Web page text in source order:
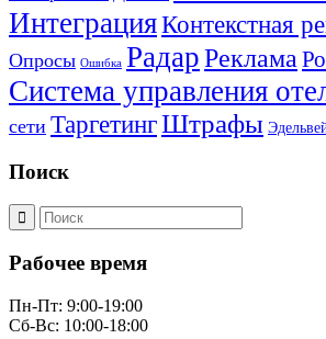
ИнтеграцияКонтекстная
Опросы Ошибка РадарРеклама
Система управления
сети ТаргетингШтрафы
Поиск
Рабочее время
Пн-Пт: 9:00-19:00
Сб-Вс: 10:00-18:00